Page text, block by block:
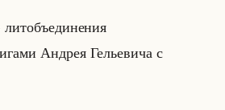
Ан­дрея Ге­лье­ви­ча с